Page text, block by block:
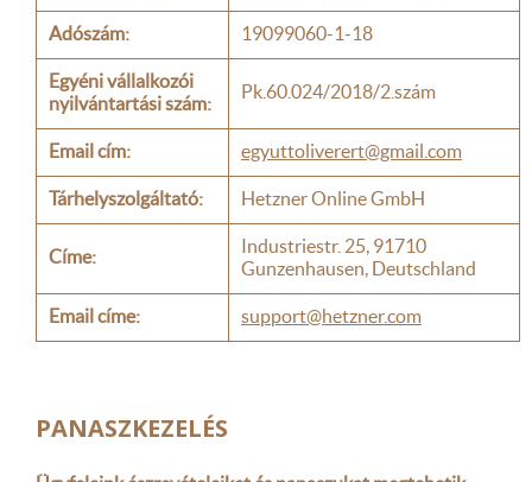
Adószám: 19099060-1-18
Egyéni vállalkozói
nyilvántartási szám:
Pk.60.024/2018/2.szám
Email cím: egyuttoliverert@gmail.com
Tárhelyszolgáltató: Hetzner Online GmbH
Címe:
Industriestr. 25, 91710
Gunzenhausen, Deutschland
Email címe: support@hetzner.com
PANASZKEZELÉS